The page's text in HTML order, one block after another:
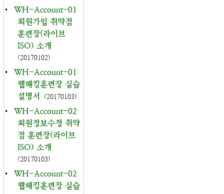
•
WH-Account-01
회원가입 취약점
훈련장(라이브
ISO) 소개
(20170102)
•
WH-Account-01
웹해킹훈련장 실습
설명서
(20170103)
•
WH-Account-02
회원정보수정 취약
점 훈련장(라이브
ISO) 소개
(20170103)
•
WH-Account-02
웹해킹훈련장 실습